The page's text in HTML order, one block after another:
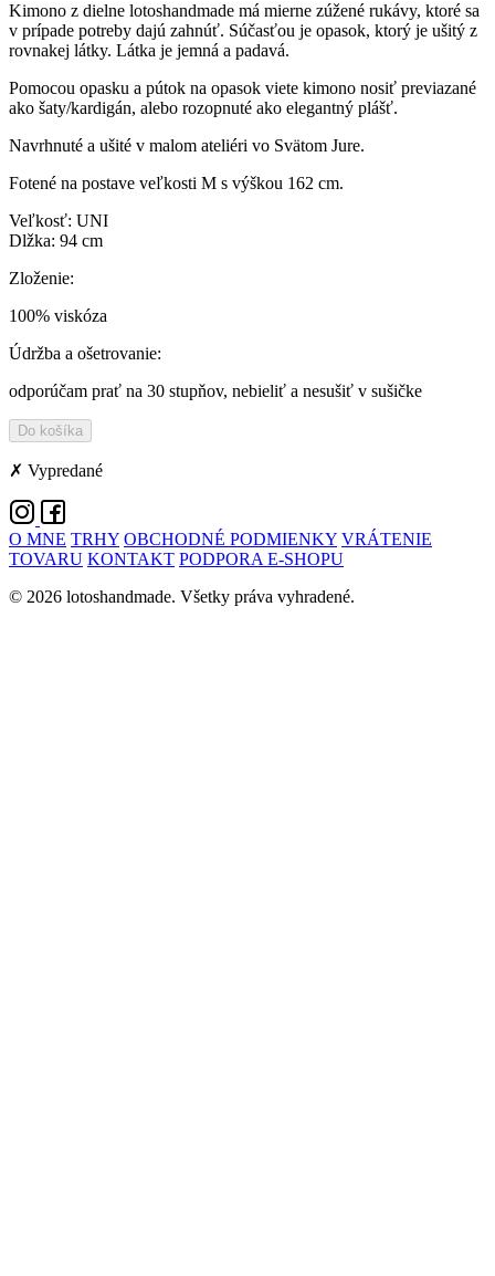
Kimono z dielne lotoshandmade má mierne zúžené rukávy, ktoré sa
v prípade potreby dajú zahnúť. Súčasťou je opasok, ktorý je ušitý z
rovnakej látky. Látka je jemná a padavá.
Pomocou opasku a pútok na opasok viete kimono nosiť previazané
ako šaty/kardigán, alebo rozopnuté ako elegantný plášť.
Navrhnuté a ušité v malom ateliéri vo Svätom Jure.
Fotené na postave veľkosti M s výškou 162 cm.
Veľkosť: UNI
Dlžka: 94 cm
Zloženie:
100% viskóza
Údržba a ošetrovanie:
odporúčam prať na 30 stupňov, nebieliť a nesušiť v sušičke
Do košíka
✗ Vypredané
O MNE TRHY OBCHODNÉ PODMIENKY VRÁTENIE
TOVARU KONTAKT PODPORA E-SHOPU
© 2026 lotoshandmade. Všetky práva vyhradené.